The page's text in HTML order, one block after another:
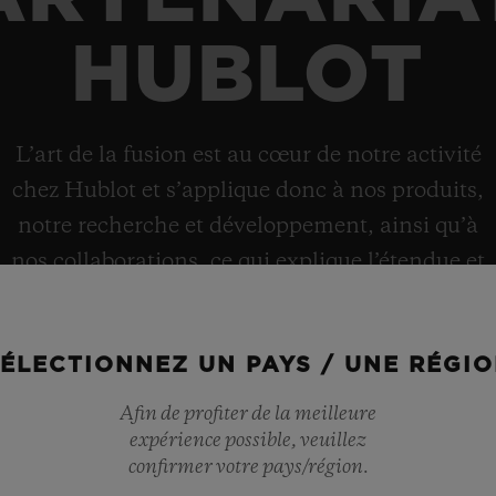
HUBLOT
L’art de la fusion est au cœur de notre activité
chez Hublot et s’applique donc à nos produits,
notre recherche et développement, ainsi qu’à
nos collaborations, ce qui explique l’étendue et
UN PAYS / UNE
Afin de profiter de la meilleure
expérience possible, veuillez
confirmer votre pays/région.